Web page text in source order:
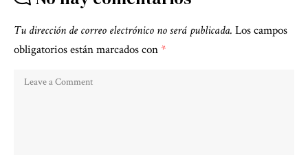
Tu dirección de correo electrónico no será publicada. Los campos
obligatorios están marcados con*